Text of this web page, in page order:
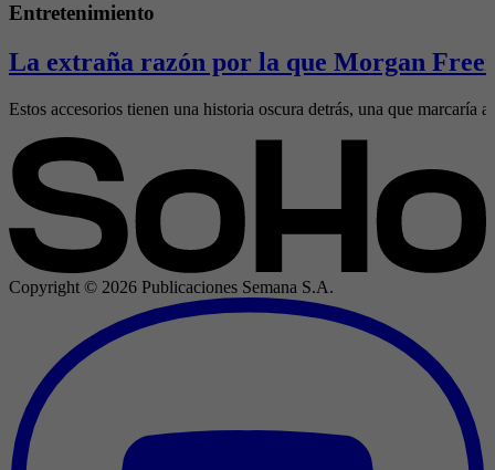
Entretenimiento
La extraña razón por la que Morgan
Estos accesorios tienen una historia oscura detrás, una que marcaría
Copyright © 2026 Publicaciones Semana S.A.